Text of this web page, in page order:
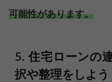
可能性があります。
住宅ローンの
択や整理をしよう